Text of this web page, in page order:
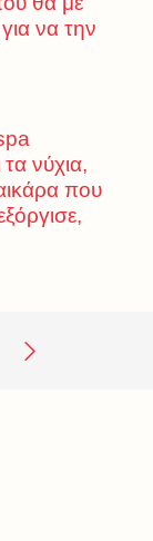
να την
νύχια,
που